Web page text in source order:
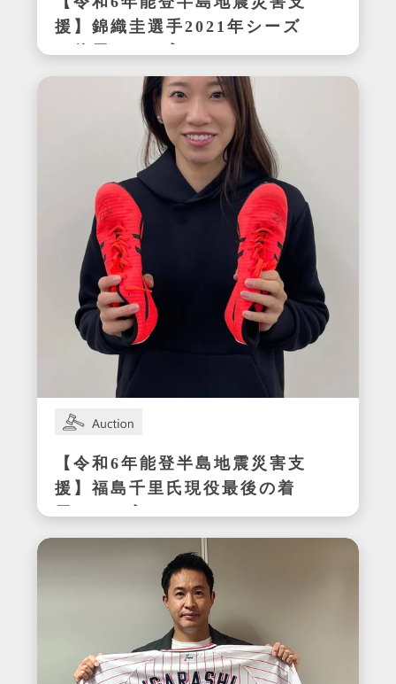
援】錦織圭選手2021年シーズ
ン使用サイン入りウェア
【令和6年能登半島地震災害支
援】福島千里氏現役最後の着
用サイン入りスパイク